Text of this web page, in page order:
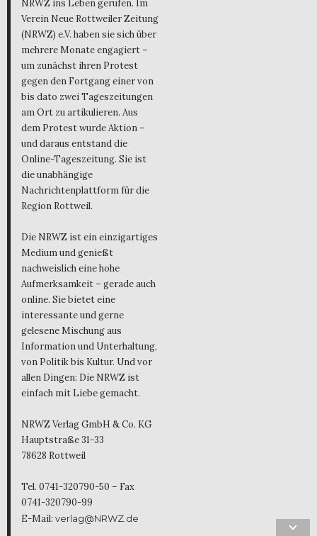
NRWZ ins Leben gerufen. Im
Verein Neue Rottweiler Zeitung
(NRWZ) e.V. haben sie sich über
mehrere Monate engagiert –
um zunächst ihren Protest
gegen den Fortgang einer von
bis dato zwei Tageszeitungen
am Ort zu artikulieren. Aus
dem Protest wurde Aktion –
und daraus entstand die
Online-Tageszeitung. Sie ist
die unabhängige
Nachrichtenplattform für die
Region Rottweil.
Die NRWZ ist ein einzigartiges
Medium und genießt
nachweislich eine hohe
Aufmerksamkeit – gerade auch
online. Sie bietet eine
interessante und gerne
gelesene Mischung aus
Information und Unterhaltung,
von Politik bis Kultur. Und vor
allen Dingen: Die NRWZ ist
einfach mit Liebe gemacht.
NRWZ Verlag GmbH & Co. KG
Hauptstraße 31-33
78628 Rottweil
Tel. 0741-320790-50 – Fax
0741-320790-99
E-Mail: verlag@NRWZ.de